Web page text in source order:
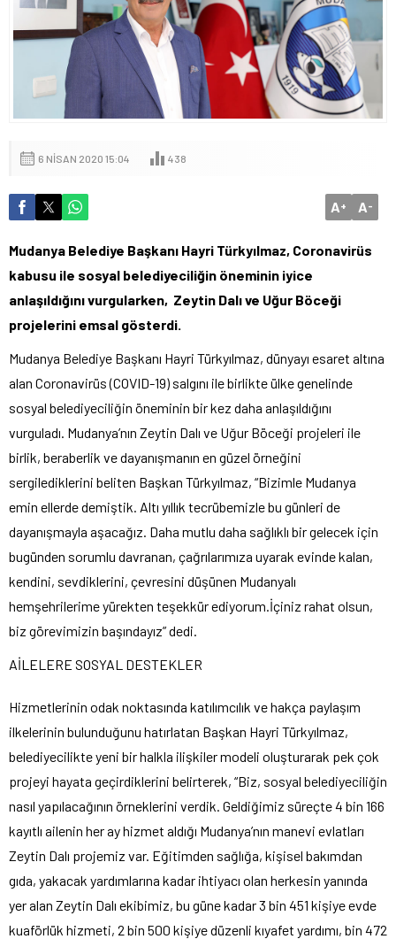
6 NISAN 2020 15:04 438
A+ A-
Mudanya Belediye Başkanı Hayri Türkyılmaz, Coronavirüs
kabusu ile sosyal belediyeciliğin öneminin iyice
anlaşıldığını vurgularken, Zeytin Dalı ve Uğur Böceği
projelerini emsal gösterdi.
Mudanya Belediye Başkanı Hayri Türkyılmaz, dünyayı esaret altına
alan Coronavirüs (COVID-19) salgını ile birlikte ülke genelinde
sosyal belediyeciliğin öneminin bir kez daha anlaşıldığını
vurguladı. Mudanya’nın Zeytin Dalı ve Uğur Böceği projeleri ile
birlik, beraberlik ve dayanışmanın en güzel örneğini
sergilediklerini beliten Başkan Türkyılmaz, “Bizimle Mudanya
emin ellerde demiştik. Altı yıllık tecrübemizle bu günleri de
dayanışmayla aşacağız. Daha mutlu daha sağlıklı bir gelecek için
bugünden sorumlu davranan, çağrılarımıza uyarak evinde kalan,
kendini, sevdiklerini, çevresini düşünen Mudanyalı
hemşehrilerime yürekten teşekkür ediyorum.İçiniz rahat olsun,
biz görevimizin başındayız” dedi.
AİLELERE SOSYAL DESTEKLER
Hizmetlerinin odak noktasında katılımcılık ve hakça paylaşım
ilkelerinin bulunduğunu hatırlatan Başkan Hayri Türkyılmaz,
belediyecilikte yeni bir halkla ilişkiler modeli oluşturarak pek çok
projeyi hayata geçirdiklerini belirterek, “Biz, sosyal belediyeciliğin
nasıl yapılacağının örneklerini verdik. Geldiğimiz süreçte 4 bin 166
kayıtlı ailenin her ay hizmet aldığı Mudanya’nın manevi evlatları
Zeytin Dalı projemiz var. Eğitimden sağlığa, kişisel bakımdan
gıda, yakacak yardımlarına kadar ihtiyacı olan herkesin yanında
yer alan Zeytin Dalı ekibimiz, bu güne kadar 3 bin 451 kişiye evde
kuaförlük hizmeti, 2 bin 500 kişiye düzenli kıyafet yardımı, bin 472